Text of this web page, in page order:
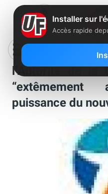
Rachat de
l’Autorité de la
puissance du
Installer sur
Accès rapide